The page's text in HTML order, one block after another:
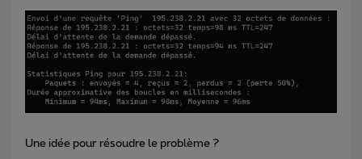
Une idée pour résoudre le problème ?